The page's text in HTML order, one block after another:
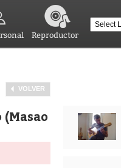
Reproductor
VOLVER